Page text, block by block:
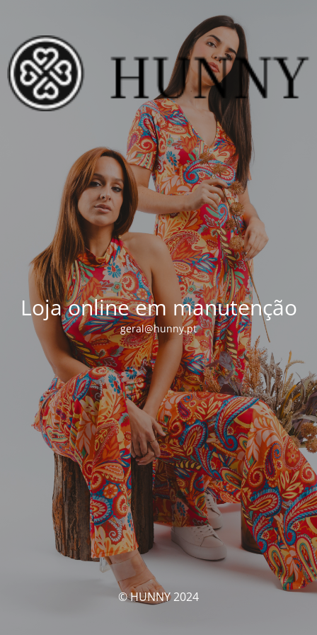
Loja online em manutenção
geral@hunny.pt
© HUNNY 2024